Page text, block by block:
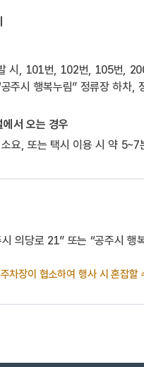
시, 101번, 102번, 105번,
주시 행복누림” 정류장 하차,
에서 오는 경우
요, 또는 택시 이용 시 약 5~7
의당로 21” 또는 “공주시 행
차장이 협소하여 행사 시 혼잡할